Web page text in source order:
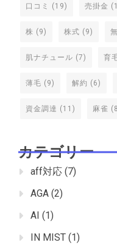
口コミ (19) 売掛金
株 (9) 株式 (9)
肌ナチュール (7) 育
薄毛 (9) 解約 (6)
資金調達 (11) 麻雀
カテゴリー
aff対応 (7)
AGA (2)
AI (1)
IN MIST (1)